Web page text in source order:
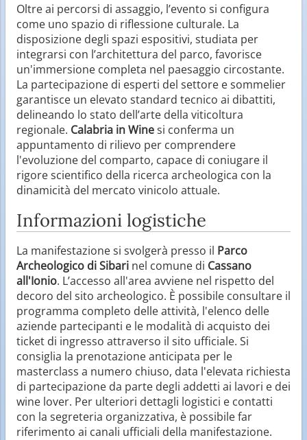
Oltre ai percorsi di assaggio, l’evento si configura
come uno spazio di riflessione culturale. La
disposizione degli spazi espositivi, studiata per
integrarsi con l’architettura del parco, favorisce
un'immersione completa nel paesaggio circostante.
La partecipazione di esperti del settore e sommelier
garantisce un elevato standard tecnico ai dibattiti,
delineando lo stato dell’arte della viticoltura
regionale. Calabria in Winesi conferma un
appuntamento di rilievo per comprendere
l'evoluzione del comparto, capace di coniugare il
rigore scientifico della ricerca archeologica con la
dinamicità del mercato vinicolo attuale.
Informazioni logistiche
La manifestazione si svolgerà presso il Parco
Archeologico di Sibari nel comune di Cassano
all'Ionio. L’accesso all'area avviene nel rispetto del
decoro del sito archeologico. È possibile consultare il
programma completo delle attività, l'elenco delle
aziende partecipanti e le modalità di acquisto dei
ticket di ingresso attraverso il sito ufficiale. Si
consiglia la prenotazione anticipata per le
masterclass a numero chiuso, data l'elevata richiesta
di partecipazione da parte degli addetti ai lavori e dei
wine lover. Per ulteriori dettagli logistici e contatti
con la segreteria organizzativa, è possibile far
riferimento ai canali ufficiali della manifestazione.